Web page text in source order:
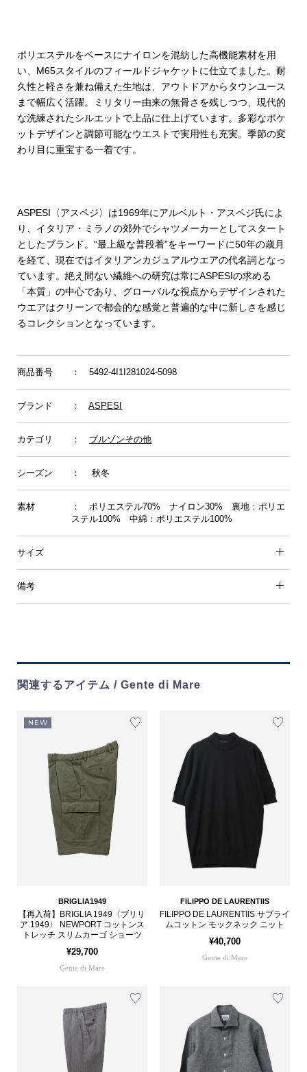
ポリエステルをベースにナイロンを混紡した高機能素材を用
い、M65スタイルのフィールドジャケットに仕立てました。耐
久性と軽さを兼ね備えた生地は、アウトドアからタウンユース
まで幅広く活躍。ミリタリー由来の無骨さを残しつつ、現代的
な洗練されたシルエットで上品に仕上げています。多彩なポケ
ットデザインと調節可能なウエストで実用性も充実。季節の変
わり目に重宝する一着です。
ASPESI〈アスペジ〉は1969年にアルベルト・アスペジ氏によ
り、イタリア・ミラノの郊外でシャツメーカーとしてスタート
としたブランド。“最上級な普段着”をキーワードに50年の歳月
を経て、現在ではイタリアンカジュアルウエアの代名詞となっ
ています。絶え間ない繊維への研究は常にASPESIの求める
「本質」の中心であり、グローバルな視点からデザインされた
ウエアはクリーンで都会的な感覚と普遍的な中に新しさを感じ
るコレクションとなっています。
商品番号 ： 5492-4I1I281024-5098
ブランド ：ASPESI
カテゴリ ： ブルゾンその他
シーズン ： 秋冬
素材
： ポリエステル70% ナイロン30% 裏地：ポリエ
ステル100% 中綿：ポリエステル100%
サイズ
備考
関連するアイテム / Gente di Mare
NEW
BRIGLIA1949
【再入荷】BRIGLIA 1949〈ブリリ
ア 1949〉 NEWPORT コットンス
トレッチ スリムカーゴ ショーツ
¥29,700
Gente di Mare
FILIPPO DE LAURENTIIS
FILIPPO DE LAURENTIIS サブライ
ムコットン モックネック ニット
¥40,700
Gente di Mare